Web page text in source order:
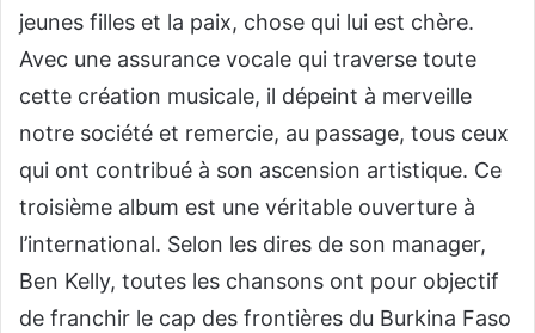
jeunes filles et la paix, chose qui lui est chère.
Avec une assurance vocale qui traverse toute
cette création musicale, il dépeint à merveille
notre société et remercie, au passage, tous ceux
qui ont contribué à son ascension artistique. Ce
troisième album est une véritable ouverture à
l’international. Selon les dires de son manager,
Ben Kelly, toutes les chansons ont pour objectif
de franchir le cap des frontières du Burkina Faso